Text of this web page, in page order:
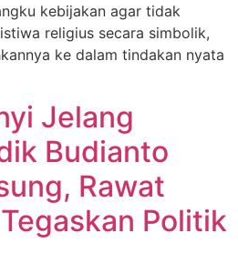
kebijakan agar tidak
religius secara simbolik,
ke dalam tindakan nyata
Jelang
Budianto
Rawat
Politik